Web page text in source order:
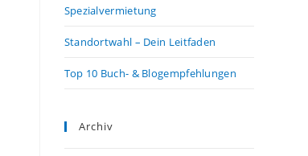
Spezialvermietung
Standortwahl – Dein Leitfaden
Top 10 Buch- & Blogempfehlungen
Archiv